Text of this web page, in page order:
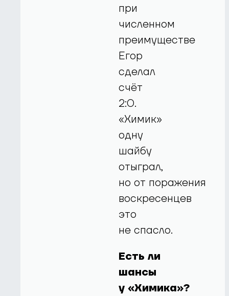
при
численном
преимуществе
Егор
сделал
счёт
2:0.
«Химик»
одну
шайбу
отыграл,
но от поражения
воскресенцев
это
не спасло.
Есть ли
шансы
у «Химика»?